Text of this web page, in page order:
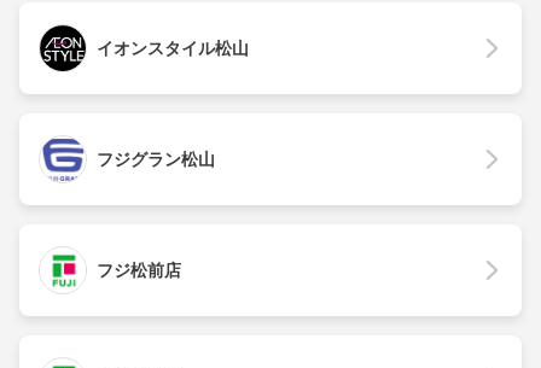
イオンスタイル松山
フジグラン松山
フジ松前店